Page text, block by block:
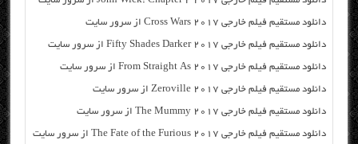
دانلود مستقیم فیلم خارجی Cross Wars 2017 از سرور سایت
دانلود مستقیم فیلم خارجی Fifty Shades Darker 2017 از سرور سایت
دانلود مستقیم فیلم خارجی From Straight As 2017 از سرور سایت
دانلود مستقیم فیلم خارجی Zeroville 2017 از سرور سایت
دانلود مستقیم فیلم خارجی The Mummy 2017 از سرور سایت
دانلود مستقیم فیلم خارجی The Fate of the Furious 2017 از سرور سایت